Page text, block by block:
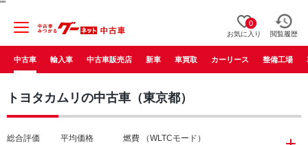
""
0
お気に入り 閲覧履歴
中古車 輸入車 中古車販売店 新車 車買取 カーリース 整備工場
トヨタカムリの中古車（東京都）
総合評価 平均価格 燃費 （WLTCモード）